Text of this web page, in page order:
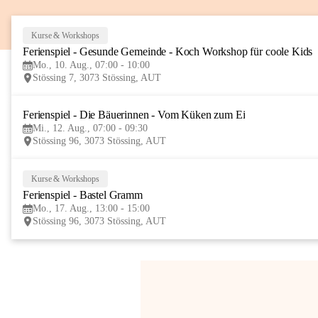
Kurse & Workshops
Ferienspiel - Gesunde Gemeinde - Koch Workshop für coole Kids
Mo., 10. Aug., 07:00 - 10:00
Stössing 7, 3073 Stössing, AUT
Ferienspiel - Die Bäuerinnen - Vom Küken zum Ei
Mi., 12. Aug., 07:00 - 09:30
Stössing 96, 3073 Stössing, AUT
Kurse & Workshops
Ferienspiel - Bastel Gramm
Mo., 17. Aug., 13:00 - 15:00
Stössing 96, 3073 Stössing, AUT